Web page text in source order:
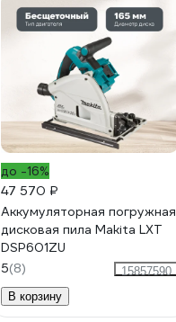
до -16%
47 570 ₽
Аккумуляторная погружная
дисковая пила Makita LXT
DSP601ZU
5(8)
15857590
В корзину